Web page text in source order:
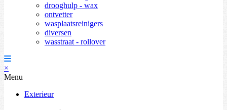
drooghulp - wax
ontvetter
wasplaatsreinigers
diversen
wasstraat - rollover
×
Menu
Exterieur